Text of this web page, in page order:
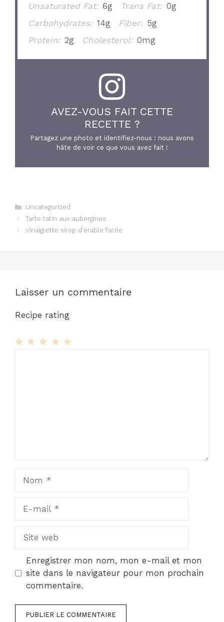
Unsaturated Fat: 6g Trans Fat: 0g
Carbohydrates: 14g Fiber: 5g
Protein: 2g Cholesterol: 0mg
AVEZ-VOUS FAIT CETTE
RECETTE ?
Partagez une photo et identifiez-nous : nous avons
hâte de voir ce que vous avez fait !
Catégories
Uncategorized
Tarte tatin aux aubergines
Vinaigrette sirop d’érable facile
Laisser un commentaire
Recipe rating
mail
web
Enregistrer mon nom, mon e-mail et mon
site dans le navigateur pour mon prochain
commentaire.